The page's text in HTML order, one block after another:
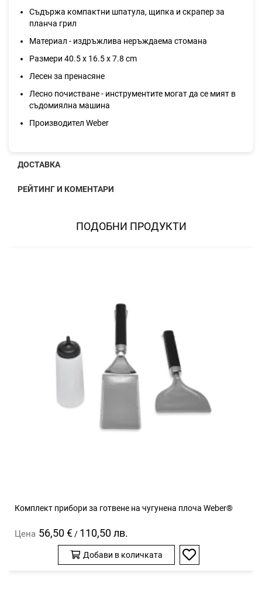
Съдържа компактни шпатула, щипка и скрапер за
планча грил
Материал - издръжлива неръждаема стомана
Размери 40.5 x 16.5 x 7.8 cm
Лесен за пренасяне
Лесно почистване - инструментите могат да се мият в
съдомиялна машина
Производител Weber
ДОСТАВКА
РЕЙТИНГ И КОМЕНТАРИ
ПОДОБНИ ПРОДУКТИ
Комплект прибори за готвене на чугунена плоча Weber®
Цена 56,50 € / 110,50 лв.
Добави в количката
Добави